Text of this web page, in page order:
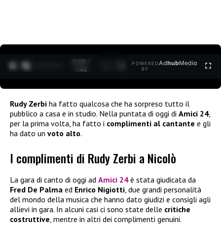
0:30 /
1:40
POWERED
BY
AdhubMedia
Rudy Zerbi ha fatto qualcosa che ha sorpreso tutto il
pubblico a casa e in studio. Nella puntata di oggi di Amici 24,
per la prima volta, ha fatto i complimenti al cantante e gli
ha dato un voto alto.
I complimenti di Rudy Zerbi a Nicolò
La gara di canto di oggi ad Amici 24è stata giudicata da
Fred De Palma ed Enrico Nigiotti, due grandi personalità
del mondo della musica che hanno dato giudizi e consigli agli
allievi in gara. In alcuni casi ci sono state delle critiche
costruttive, mentre in altri dei complimenti genuini.